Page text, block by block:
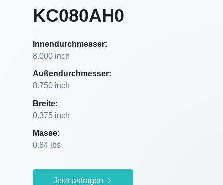
KC080AH0
Innendurchmesser:
8.000 inch
Außendurchmesser:
8.750 inch
Breite:
0.375 inch
Masse:
0.84 lbs
Jetzt anfragen